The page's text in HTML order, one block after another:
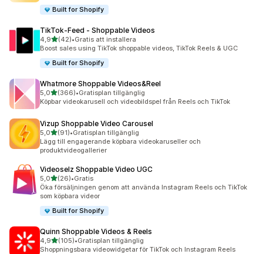
Built for Shopify
TikTok‑Feed ‑ Shoppable Videos
4,9av 5 stjärnor
(42)
42 recensioner totalt
•Gratis att installera
Boost sales using TikTok shoppable videos, TikTok Reels & UGC
Built for Shopify
Whatmore Shoppable Videos&Reel
5,0av 5 stjärnor
(366)
366 recensioner totalt
•Gratisplan tillgänglig
Köpbar videokarusell och videobildspel från Reels och TikTok
Vizup Shoppable Video Carousel
5,0av 5 stjärnor
(91)
91 recensioner totalt
•Gratisplan tillgänglig
Lägg till engagerande köpbara videokaruseller och
produktvideogallerier
Videoselz Shoppable Video UGC
5,0av 5 stjärnor
(26)
26 recensioner totalt
•Gratis
Öka försäljningen genom att använda Instagram Reels och TikTok
som köpbara videor
Built for Shopify
Quinn Shoppable Videos & Reels
4,9av 5 stjärnor
(105)
105 recensioner totalt
•Gratisplan tillgänglig
Shoppningsbara videowidgetar för TikTok och Instagram Reels